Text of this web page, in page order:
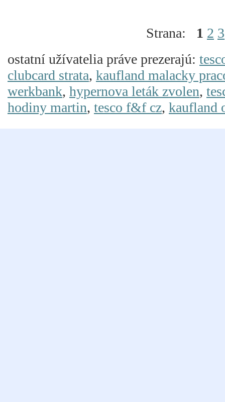
Strana: 1 2 3
ostatní užívatelia práve prezerajú:
clubcard strata, kaufland malacky
werkbank, hypernova leták zvolen,
hodiny martin, tesco f&f cz, kaufland